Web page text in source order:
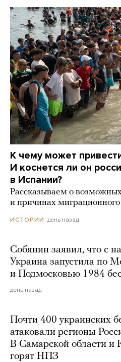
К чему может
И коснется ли он
в Испании?
Рассказываем о
и причинах
ИСТОРИИ день назад
Собянин заявил, что с
Украина запустила по
и Подмосковью 1984
день назад
Почти 400 украинских
атаковали регионы
В Самарской области и
горят НПЗ